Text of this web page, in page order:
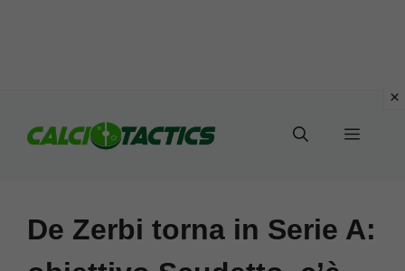
Menu
De Zerbi torna in Serie A: